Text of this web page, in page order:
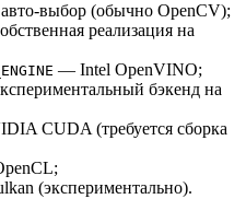
выбор (обычно OpenCV);
реализация на
— Intel OpenVINO;
бэкенд на
CUDA (требуется сборка
(экспериментально).